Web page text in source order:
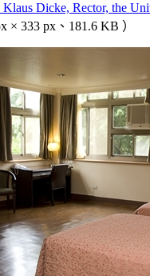
Dicke, Rector, the
× 333 px、181.6 KB ）